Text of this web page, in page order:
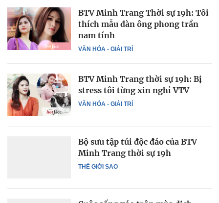
VĂN HÓA - GIẢI TRÍ
BTV Minh Trang Thời sự 19h: Tôi
thích mẫu đàn ông phong trần
nam tính
VĂN HÓA - GIẢI TRÍ
BTV Minh Trang thời sự 19h: Bị
stress tôi từng xin nghỉ VTV
THẾ GIỚI SAO
Bộ sưu tập túi độc đáo của BTV
Minh Trang thời sự 19h